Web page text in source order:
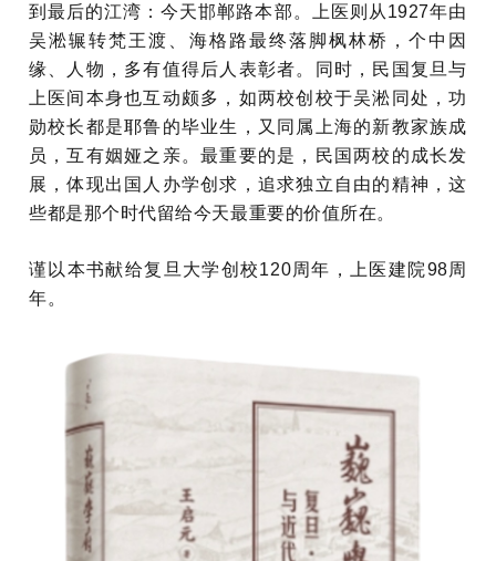
到最后的江湾：今天邯郸路本部。上医则从1927年由
吴淞辗转梵王渡、海格路最终落脚枫林桥，个中因
缘、人物，多有值得后人表彰者。同时，民国复旦与
上医间本身也互动颇多，如两校创校于吴淞同处，功
勋校长都是耶鲁的毕业生，又同属上海的新教家族成
员，互有姻娅之亲。最重要的是，民国两校的成长发
展，体现出国人办学创求，追求独立自由的精神，这
些都是那个时代留给今天最重要的价值所在。
谨以本书献给复旦大学创校120周年，上医建院98周
年。